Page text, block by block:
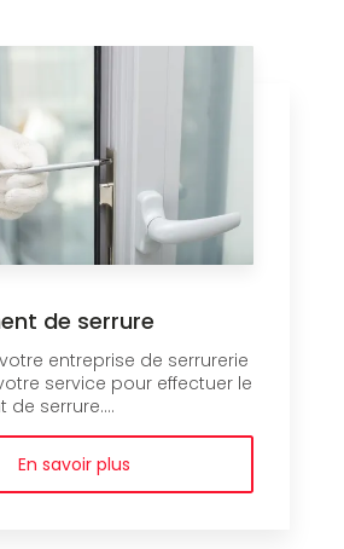
de serrure
votre entreprise de serrurerie
service pour effectuer le
serrure....
En savoir plus